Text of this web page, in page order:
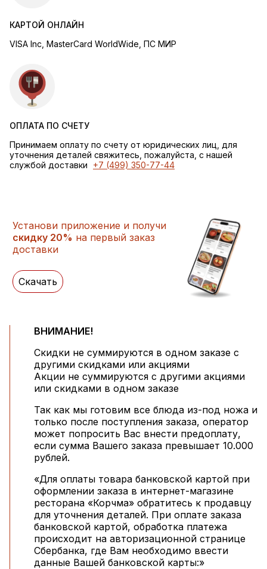
КАРТОЙ ОНЛАЙН
VISA Inc, MasterCard WorldWide, ПС МИР
ОПЛАТА ПО СЧЕТУ
Принимаем оплату по счету от юридических лиц, для
уточнения деталей свяжитесь, пожалуйста, с нашей
службой доставки
+7 (499) 350-77-44
Установи приложение и получи
скидку 20% на первый заказ
доставки
Скачать
ВНИМАНИЕ!
Скидки не суммируются в одном заказе с
другими скидками или акциями
Акции не суммируются с другими акциями
или скидками в одном заказе
Так как мы готовим все блюда из-под ножа и
только после поступления заказа, оператор
может попросить Вас внести предоплату,
если сумма Вашего заказа превышает 10.000
рублей.
«Для оплаты товара банковской картой при
оформлении заказа в интернет-магазине
ресторана «Корчма» обратитесь к продавцу
для уточнения деталей. При оплате заказа
банковской картой, обработка платежа
происходит на авторизационной странице
Сбербанка, где Вам необходимо ввести
данные Вашей банковской карты:»